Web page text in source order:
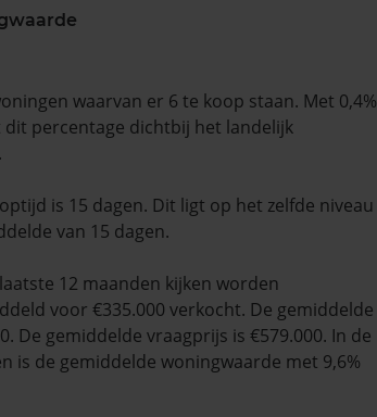
waarvan er 6 te koop staan. Met 0,4%
percentage dichtbij het landelijk
is 15 dagen. Dit ligt op het zelfde niveau
van 15 dagen.
12 maanden kijken worden
voor €335.000 verkocht. De gemiddelde
De gemiddelde vraagprijs is €579.000. In de
is de gemiddelde woningwaarde met 9,6%